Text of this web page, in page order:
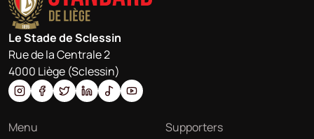
Le Stade de Sclessin
Rue de la Centrale 2
4000 Liège (Sclessin)
Menu
Supporters